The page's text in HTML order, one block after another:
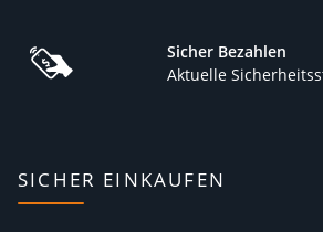
Sicher Bezahlen
Aktuelle
SICHER EINKAUFEN